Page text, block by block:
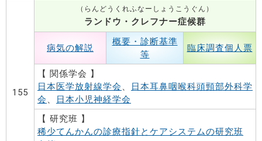
155
（らんどうくれふなーしょうこうぐん）
ランドウ・クレフナー症候群
病気の解説
概要・診断基準
等
臨床調査個人票
【 関係学会 】
日本医学放射線学会 、
日本耳鼻咽喉科頭頸部外科学
会 、
日本小児神経学会
【 研究班 】
稀少てんかんの診療指針とケアシステムの研究班